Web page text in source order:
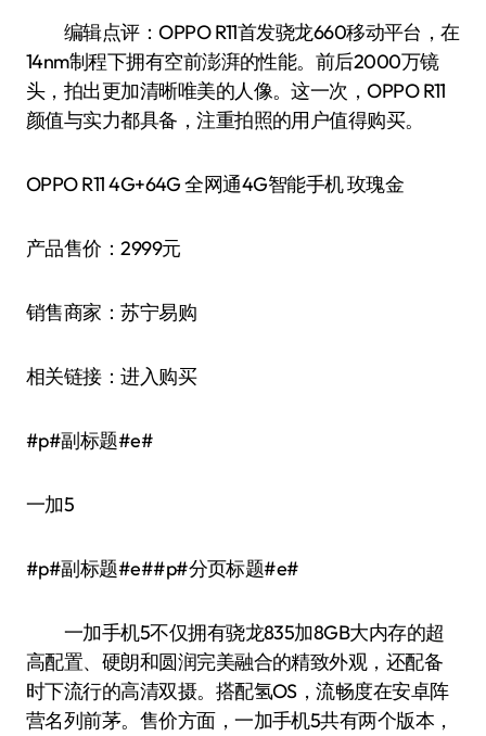
编辑点评：OPPO R11首发骁龙660移动平台，在
14nm制程下拥有空前澎湃的性能。前后2000万镜
头，拍出更加清晰唯美的人像。这一次，OPPO R11
颜值与实力都具备，注重拍照的用户值得购买。
OPPO R11 4G+64G 全网通4G智能手机 玫瑰金
产品售价：2999元
销售商家：苏宁易购
相关链接：进入购买
#p#副标题#e#
一加5
#p#副标题#e##p#分页标题#e#
一加手机5不仅拥有骁龙835加8GB大内存的超
高配置、硬朗和圆润完美融合的精致外观，还配备
时下流行的高清双摄。搭配氢OS，流畅度在安卓阵
营名列前茅。售价方面，一加手机5共有两个版本，